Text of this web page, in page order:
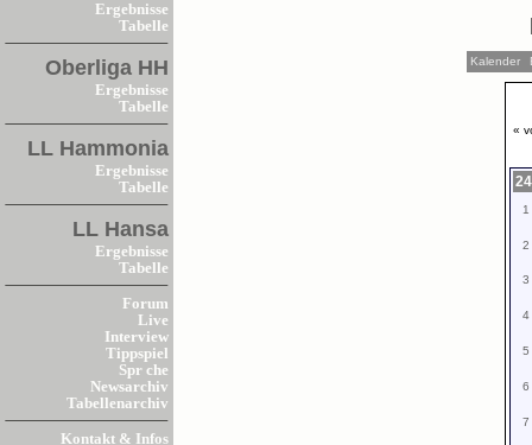
Ergebnisse
Tabelle
Oberliga HH
Ergebnisse
Tabelle
LL Hammonia
Ergebnisse
Tabelle
LL Hansa
Ergebnisse
Tabelle
Forum
Live
Interview
Tippspiel
Spr che
Newsarchiv
Tabellenarchiv
Kontakt & Infos
Kalender
«
1
2
3
4
5
6
7